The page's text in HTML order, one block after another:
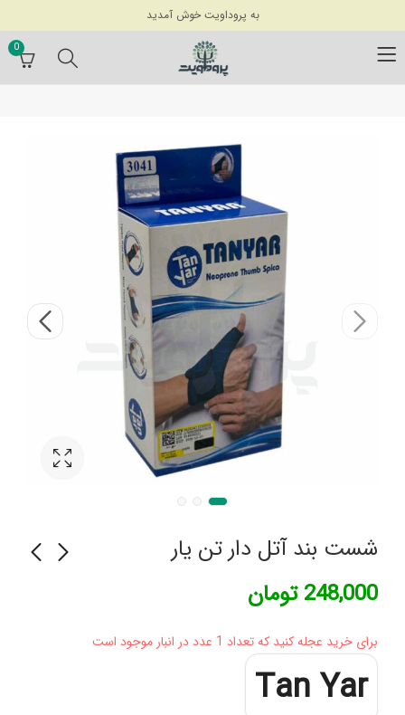
به پروداویت خوش آمدید
0
شست بند آتل دار تن یار
248,000 تومان
برای خرید عجله کنید که تعداد 1 عدد در انبار موجود است
Tan Yar